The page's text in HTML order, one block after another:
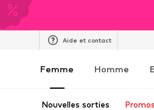
Aide et contact
Femme Homme
Nouvelles sorties Promos